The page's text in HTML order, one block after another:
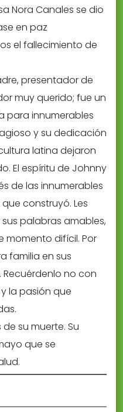
Nora Canales se dio
en paz
el fallecimiento de
presentador de
muy querido; fue un
para innumerables
y su dedicación
latina dejaron
El espíritu de Johnny
de las innumerables
construyó. Les
palabras amables,
momento difícil. Por
familia en sus
no con
la pasión que
su muerte. Su
que se